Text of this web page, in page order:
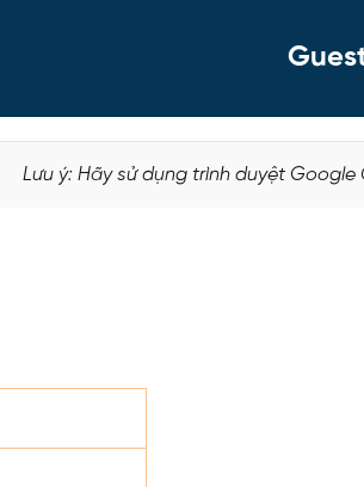
Lưu ý: Hãy sử dụng trình duyệt Google